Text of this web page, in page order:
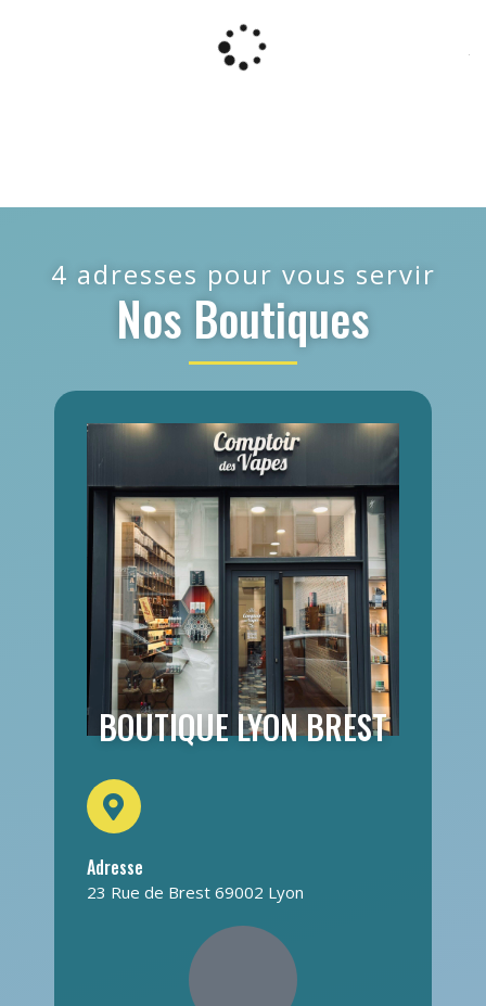
4 adresses pour vous servir
Nos Boutiques
BOUTIQUE LYON BREST
Adresse
23 Rue de Brest 69002 Lyon